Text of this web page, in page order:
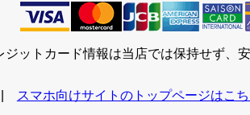
ットカード情報は当店では保持せず、
スマホ向けサイトのトップページはこ